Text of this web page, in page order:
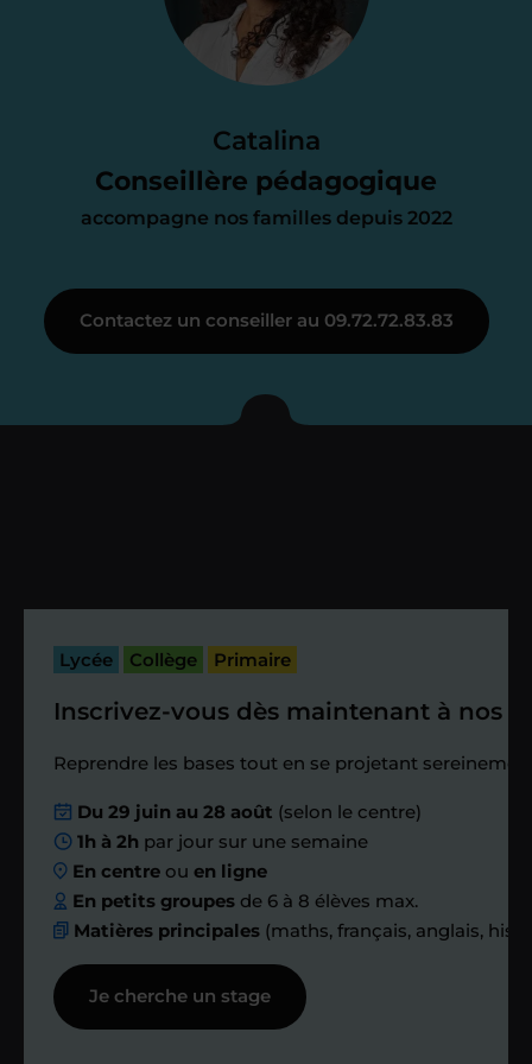
Catalina
Conseillère pédagogique
accompagne nos familles depuis 2022
d’accompagnement
parfait. À partir de maintenant nous
nous occupons de tout.
Je vous présente votre
enseignant sous 72
passé.
Étape 4
Nous planifions
ensemble des
échanges réguliers
Afin de suivre le travail et les progrès
réalisés, votre enseignant et moi-
même vous proposons des points et
Contactez un conseiller au 09.72.72.83.83
Lycée Collège Primaire
Inscrivez-vous dès maintenant à nos
Reprendre les bases tout en se projetant
Du 29 juin au 28 août (selon le centre)
1h à 2h par jour sur une semaine
En centre ouen ligne
En petits groupes de 6 à 8 élèves max.
Matières principales (maths, français, anglais,
Je cherche un stage